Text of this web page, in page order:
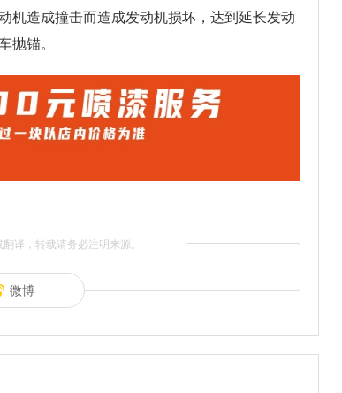
机造成撞击而造成发动机损坏，达到延长发动
抛锚。
译，转载请务必注明来源。
微博